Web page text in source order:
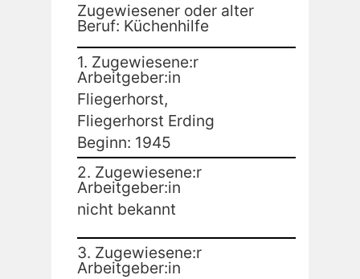
Zugewiesener oder alter
Beruf: Küchenhilfe
1. Zugewiesene:r
Arbeitgeber:in
Fliegerhorst,
Fliegerhorst Erding
Beginn: 1945
2. Zugewiesene:r
Arbeitgeber:in
nicht bekannt
3. Zugewiesene:r
Arbeitgeber:in